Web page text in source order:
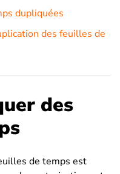
dupliquées
des feuilles de
des
de temps est